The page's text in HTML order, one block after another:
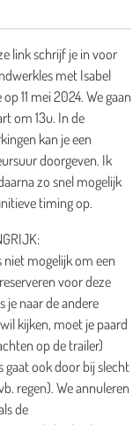
link schrijf je in voor
met Isabel
11 mei 2024. We gaan
om 13u. In de
kan je een
doorgeven. Ik
zo snel mogelijk
timing op.
niet mogelijk om een
voor deze
je naar de andere
kijken, moet je paard
op de trailer)
gaat ook door bij slecht
regen). We annuleren
de